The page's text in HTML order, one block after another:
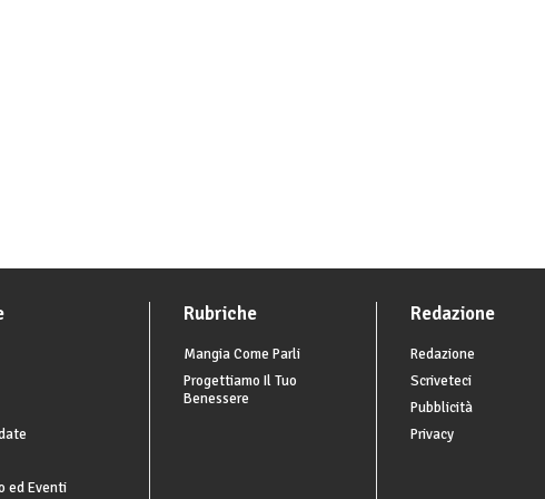
ed Eventi
Rubriche
Mangia Come Parli
Progettiamo Il Tuo
Benessere
Redazione
Redazione
Scriveteci
Pubblicità
Privacy